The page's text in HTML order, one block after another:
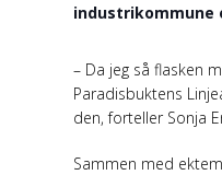
– Da jeg så flasken
Paradisbuktens
den, forteller Sonja
Sammen med